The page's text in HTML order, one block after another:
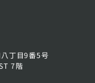
丁目9番5号
7階